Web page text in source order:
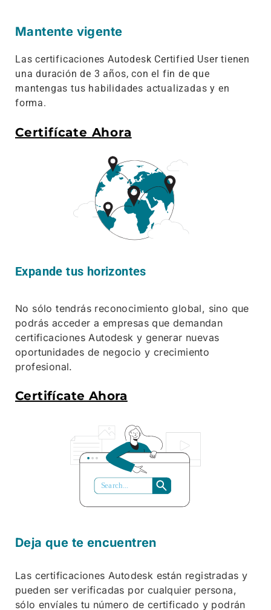
Mantente vigente
Las certificaciones Autodesk Certified User tienen
una duración de 3 años, con el fin de que
mantengas tus habilidades actualizadas y en
forma.
Certifícate Ahora
Expande tus horizontes
No sólo tendrás reconocimiento global, sino que
podrás acceder a empresas que demandan
certificaciones Autodesk y generar nuevas
oportunidades de negocio y crecimiento
profesional.
Certifícate Ahora
Search...
Deja que te encuentren
Las certificaciones Autodesk están registradas y
pueden ser verificadas por cualquier persona,
sólo envíales tu número de certificado y podrán